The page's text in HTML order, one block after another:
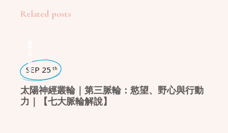
Related posts
瑜珈話題
SEP 25 th
太陽神經叢輪｜第三脈輪：慾望、野心與行動
力｜【七大脈輪解說】